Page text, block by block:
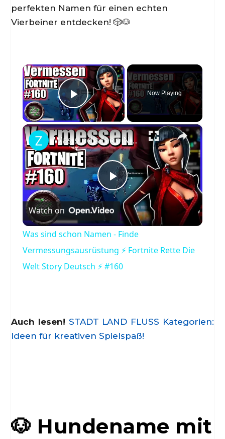
perfekten Namen für einen echten
Vierbeiner entdecken! 🎲🐶
×
Play Video
Now Playing
×
Play
Video
Was sind schon Namen - Finde Vermessungsausrüstung ⚡ Fortnite Rette Die Welt Story Deutsch ⚡ #160
Watch on
Was sind schon Namen - Finde
Vermessungsausrüstung ⚡ Fortnite Rette Die
Welt Story Deutsch ⚡ #160
Auch lesen! STADT LAND FLUSS Kategorien:
Ideen für kreativen Spielspaß!
🐶 Hundename mit